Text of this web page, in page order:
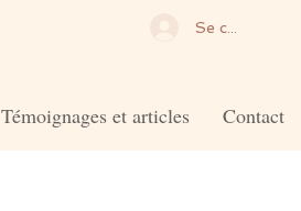
Se connecter
Témoignages et articles Contact